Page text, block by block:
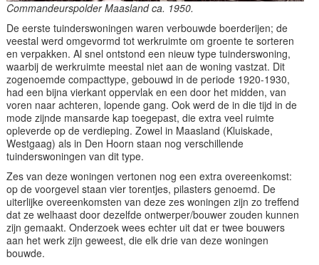
Commandeurspolder Maasland ca. 1950.
De eerste tuinderswoningen waren verbouwde boerderijen; de
veestal werd omgevormd tot werkruimte om groente te sorteren
en verpakken. Al snel ontstond een nieuw type tuinderswoning,
waarbij de werkruimte meestal niet aan de woning vastzat. Dit
zogenoemde compacttype, gebouwd in de periode 1920-1930,
had een bijna vierkant oppervlak en een door het midden, van
voren naar achteren, lopende gang. Ook werd de in die tijd in de
mode zijnde mansarde kap toegepast, die extra veel ruimte
opleverde op de verdieping. Zowel in Maasland (Kluiskade,
Westgaag) als in Den Hoorn staan nog verschillende
tuinderswoningen van dit type.
Zes van deze woningen vertonen nog een extra overeenkomst:
op de voorgevel staan vier torentjes, pilasters genoemd. De
uiterlijke overeenkomsten van deze zes woningen zijn zo treffend
dat ze welhaast door dezelfde ontwerper/bouwer zouden kunnen
zijn gemaakt. Onderzoek wees echter uit dat er twee bouwers
aan het werk zijn geweest, die elk drie van deze woningen
bouwde.